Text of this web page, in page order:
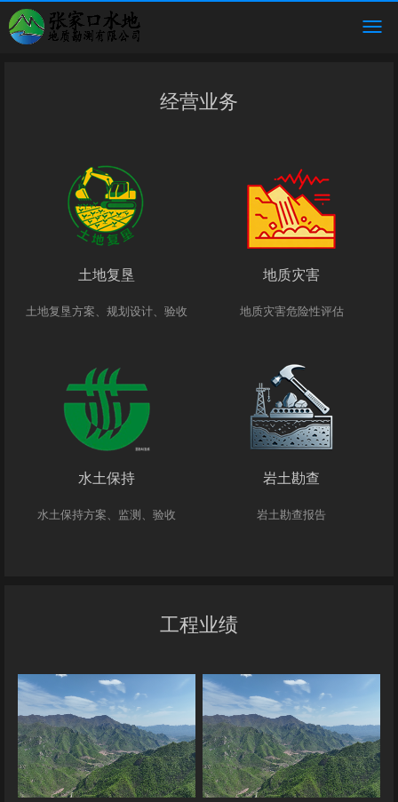
经营业务
土地复垦
土地复垦方案、规划设计、验收
地质灾害
地质灾害危险性评估
水土保持
水土保持方案、监测、验收
岩土勘查
岩土勘查报告
工程业绩